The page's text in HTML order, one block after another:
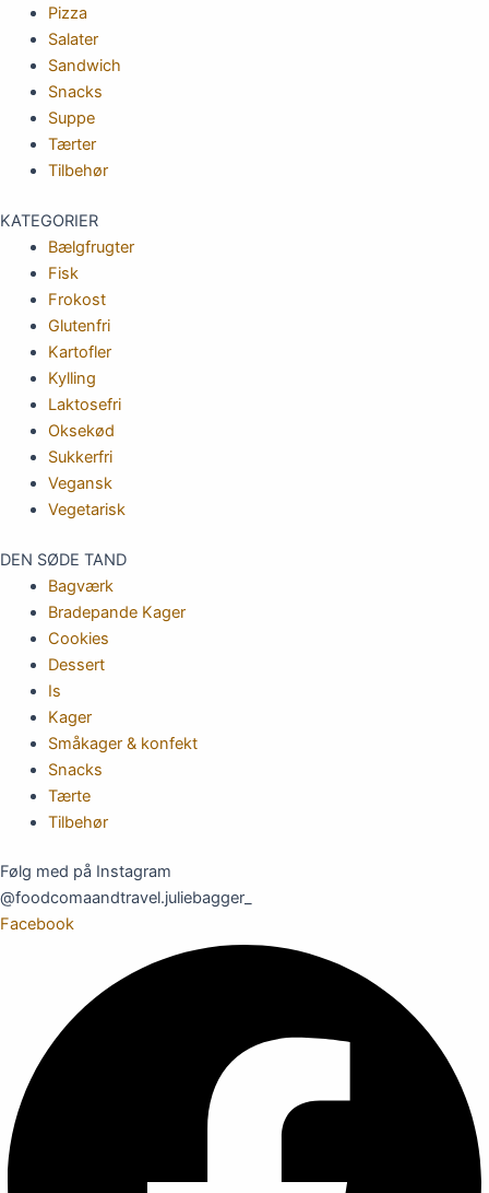
Pizza
Salater
Sandwich
Snacks
Suppe
Tærter
Tilbehør
KATEGORIER
Bælgfrugter
Fisk
Frokost
Glutenfri
Kartofler
Kylling
Laktosefri
Oksekød
Sukkerfri
Vegansk
Vegetarisk
DEN SØDE TAND
Bagværk
Bradepande Kager
Cookies
Dessert
Is
Kager
Småkager & konfekt
Snacks
Tærte
Tilbehør
Følg med på Instagram
@foodcomaandtravel.juliebagger_
Facebook